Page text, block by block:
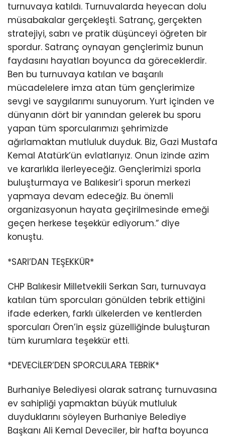
turnuvaya katıldı. Turnuvalarda heyecan dolu
müsabakalar gerçekleşti. Satranç, gerçekten
stratejiyi, sabrı ve pratik düşünceyi öğreten bir
spordur. Satranç oynayan gençlerimiz bunun
faydasını hayatları boyunca da göreceklerdir.
Ben bu turnuvaya katılan ve başarılı
mücadelelere imza atan tüm gençlerimize
sevgi ve saygılarımı sunuyorum. Yurt içinden ve
dünyanın dört bir yanından gelerek bu sporu
yapan tüm sporcularımızı şehrimizde
ağırlamaktan mutluluk duyduk. Biz, Gazi Mustafa
Kemal Atatürk’ün evlatlarıyız. Onun izinde azim
ve kararlıkla ilerleyeceğiz. Gençlerimizi sporla
buluşturmaya ve Balıkesir’i sporun merkezi
yapmaya devam edeceğiz. Bu önemli
organizasyonun hayata geçirilmesinde emeği
geçen herkese teşekkür ediyorum.” diye
konuştu.
*SARI’DAN TEŞEKKÜR*
CHP Balıkesir Milletvekili Serkan Sarı, turnuvaya
katılan tüm sporcuları gönülden tebrik ettiğini
ifade ederken, farklı ülkelerden ve kentlerden
sporcuları Ören’in eşsiz güzelliğinde buluşturan
tüm kurumlara teşekkür etti.
*DEVECİLER’DEN SPORCULARA TEBRİK*
Burhaniye Belediyesi olarak satranç turnuvasına
ev sahipliği yapmaktan büyük mutluluk
duyduklarını söyleyen Burhaniye Belediye
Başkanı Ali Kemal Deveciler, bir hafta boyunca